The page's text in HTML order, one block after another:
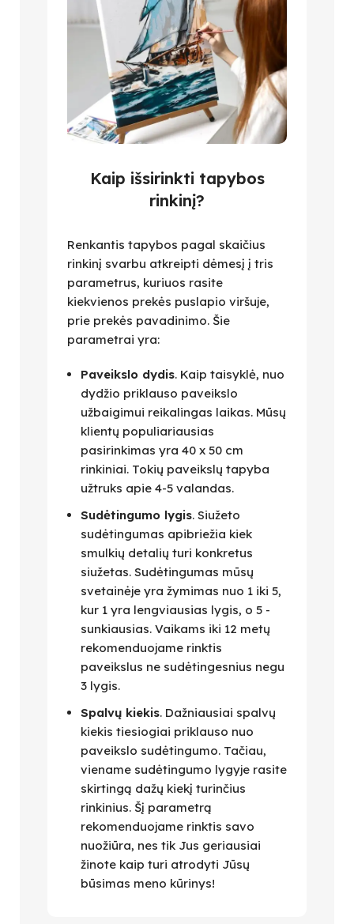
Kaip išsirinkti tapybos
rinkinį?
Renkantis tapybos pagal skaičius
rinkinį svarbu atkreipti dėmesį į tris
parametrus, kuriuos rasite
kiekvienos prekės puslapio viršuje,
prie prekės pavadinimo. Šie
parametrai yra:
Paveikslo dydis. Kaip taisyklė, nuo
dydžio priklauso paveikslo
užbaigimui reikalingas laikas. Mūsų
klientų populiariausias
pasirinkimas yra 40 x 50 cm
rinkiniai. Tokių paveikslų tapyba
užtruks apie 4-5 valandas.
Sudėtingumo lygis. Siužeto
sudėtingumas apibriežia kiek
smulkių detalių turi konkretus
siužetas. Sudėtingumas mūsų
svetainėje yra žymimas nuo 1 iki 5,
kur 1 yra lengviausias lygis, o 5 -
sunkiausias. Vaikams iki 12 metų
rekomenduojame rinktis
paveikslus ne sudėtingesnius negu
3 lygis.
Spalvų kiekis. Dažniausiai spalvų
kiekis tiesiogiai priklauso nuo
paveikslo sudėtingumo. Tačiau,
viename sudėtingumo lygyje rasite
skirtingą dažų kiekį turinčius
rinkinius. Šį parametrą
rekomenduojame rinktis savo
nuožiūra, nes tik Jus geriausiai
žinote kaip turi atrodyti Jūsų
būsimas meno kūrinys!